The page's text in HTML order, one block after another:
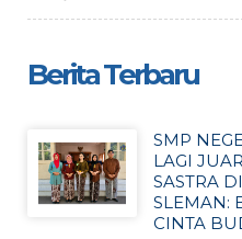
Berita Terbaru
SMP
LAGI
SASTRA
SLEMAN:
CINTA